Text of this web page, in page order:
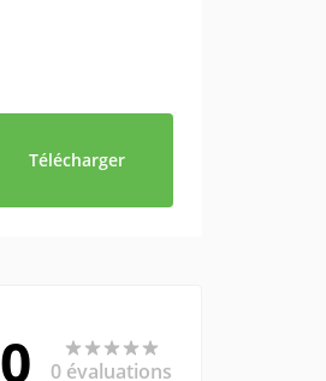
Télécharger
0 0 évaluations